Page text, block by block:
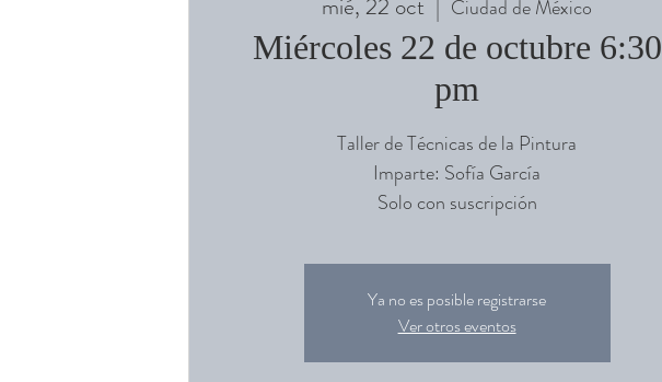
mié, 22 oct
  |
Ciudad de México
Miércoles 22 de octubre 6:30
pm
Taller de Técnicas de la Pintura
Imparte: Sofía García
Solo con suscripción
Ya no es posible registrarse
Ver otros eventos